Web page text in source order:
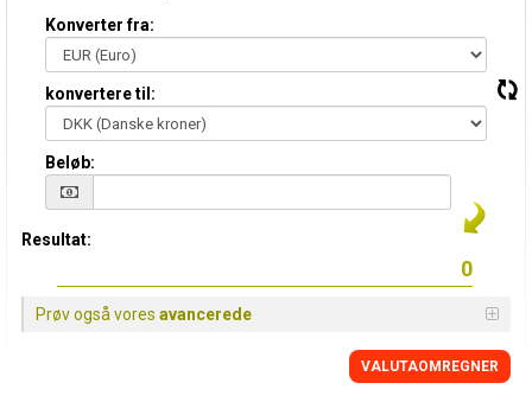
Konverter fra:
konvertere til:
Beløb:
Resultat:
Prøv også vores avancerede
VALUTAOMREGNER